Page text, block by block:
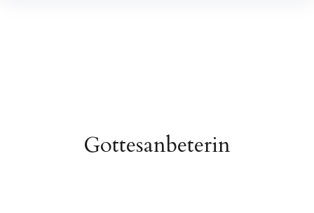
Gottesanbeterin